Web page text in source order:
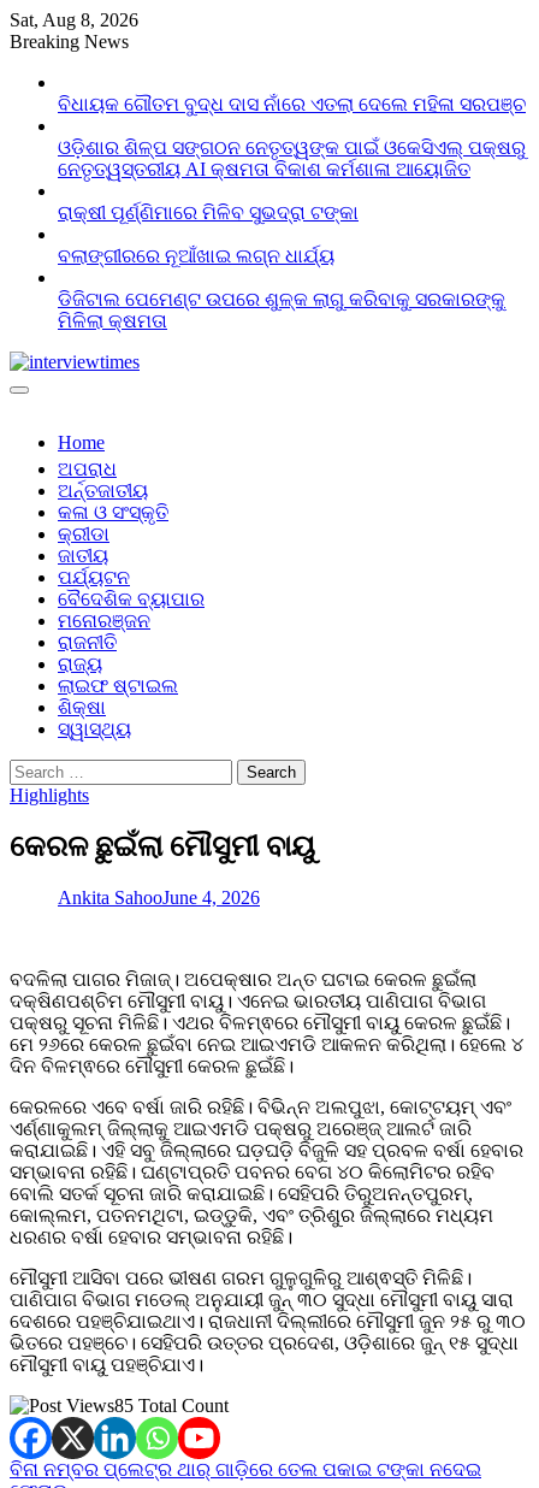
Skip
to
Sat, Aug 8, 2026
Breaking News
ବିଧାୟକ ଗୌତମ ବୁଦ୍ଧ ଦାସ ନାଁରେ ଏତଲା ଦେଲେ ମହିଳା ସରପଞ୍ଚ
ଓଡ଼ିଶାର ଶିଳ୍ପ ସଙ୍ଗଠନ ନେତୃତ୍ୱଙ୍କ ପାଇଁ ଓକେସିଏଲ୍ ପକ୍ଷରୁ
ନେତୃତ୍ୱସ୍ତରୀୟ AI କ୍ଷମତା ବିକାଶ କର୍ମଶାଳା ଆୟୋଜିତ
ରାକ୍ଷୀ ପୂର୍ଣ୍ଣିମାରେ ମିଳିବ ସୁଭଦ୍ରା ଟଙ୍କା
ବଲାଙ୍ଗୀରରେ ନୂଆଁଖାଇ ଲଗ୍ନ ଧାର୍ଯ୍ୟ
ଡିଜିଟାଲ ପେମେଣ୍ଟ ଉପରେ ଶୁଳ୍କ ଲାଗୁ କରିବାକୁ ସରକାରଙ୍କୁ
ମିଳିଲା କ୍ଷମତା
Home
ଅପରାଧ
ଅର୍ନ୍ତଜାତୀୟ
କଳା ଓ ସଂସ୍କୃତି
କ୍ରୀଡା
ଜାତୀୟ
ପର୍ଯ୍ୟଟନ
ବୈଦେଶିକ ବ୍ୟାପାର
ମନୋରଞ୍ଜନ
ରାଜନୀତି
ରାଜ୍ୟ
ଲାଇଫ ଷ୍ଟାଇଲ
ଶିକ୍ଷା
ସ୍ୱାସ୍ଥ୍ୟ
Search
for:
Highlights
କେରଳ ଛୁଇଁଲା ମୌସୁମୀ ବାୟୁ
Ankita SahooJune 4, 2026
ବଦଳିଲା ପାଗର ମିଜାଜ୍। ଅପେକ୍ଷାର ଅନ୍ତ ଘଟାଇ କେରଳ ଛୁଇଁଲା
ଦକ୍ଷିଣପଶ୍ଚିମ ମୌସୁମୀ ବାୟୁ। ଏନେଇ ଭାରତୀୟ ପାଣିପାଗ ବିଭାଗ
ପକ୍ଷରୁ ସୂଚନା ମିଳିଛି। ଏଥର ବିଳମ୍ଵରେ ମୌସୁମୀ ବାୟୁ କେରଳ ଛୁଇଁଛି।
ମେ ୨୬ରେ କେରଳ ଛୁଇଁବା ନେଇ ଆଇଏମଡି ଆକଳନ କରିଥିଲା। ହେଲେ ୪
ଦିନ ବିଳମ୍ଵରେ ମୌସୁମୀ କେରଳ ଛୁଇଁଛି।
କେରଳରେ ଏବେ ବର୍ଷା ଜାରି ରହିଛି। ବିଭିନ୍ନ ଅଲପୁଝା, କୋଟ୍ଟୟମ୍ ଏବଂ
ଏର୍ଣ୍ଣାକୁଲମ୍ ଜିଲ୍ଲାକୁ ଆଇଏମଡି ପକ୍ଷରୁ ଅରେଞ୍ଜ୍ ଆଲର୍ଟ ଜାରି
କରାଯାଇଛି। ଏହି ସବୁ ଜିଲ୍ଲାରେ ଘଡ଼ଘଡ଼ି ବିଜୁଳି ସହ ପ୍ରବଳ ବର୍ଷା ହେବାର
ସମ୍ଭାବନା ରହିଛି। ଘଣ୍ଟାପ୍ରତି ପବନର ବେଗ ୪୦ କିଲୋମିଟର ରହିବ
ବୋଲି ସତର୍କ ସୂଚନା ଜାରି କରାଯାଇଛି। ସେହିପରି ତିରୁଅନନ୍ତପୁରମ୍,
କୋଲ୍ଲମ, ପତନମଥିଟା, ଇଡ୍ଡୁକି, ଏବଂ ତ୍ରିଶୁର ଜିଲ୍ଲାରେ ମଧ୍ୟମ
ଧରଣର ବର୍ଷା ହେବାର ସମ୍ଭାବନା ରହିଛି।
ମୌସୁମୀ ଆସିବା ପରେ ଭୀଷଣ ଗରମ ଗୁଳୁଗୁଳିରୁ ଆଶ୍ଵସ୍ତି ମିଳିଛି।
ପାଣିପାଗ ବିଭାଗ ମଡେଲ୍ ଅନୁଯାୟୀ ଜୁନ୍ ୩୦ ସୁଦ୍ଧା ମୌସୁମୀ ବାୟୁ ସାରା
ଦେଶରେ ପହଞ୍ଚିଯାଇଥାଏ। ରାଜଧାନୀ ଦିଲ୍ଲୀରେ ମୌସୁମୀ ଜୁନ ୨୫ ରୁ ୩୦
ଭିତରେ ପହଞ୍ଚେ। ସେହିପରି ଉତ୍ତର ପ୍ରଦେଶ, ଓଡ଼ିଶାରେ ଜୁନ୍ ୧୫ ସୁଦ୍ଧା
ମୌସୁମୀ ବାୟୁ ପହଞ୍ଚିଯାଏ।
85 Total Count
Post
ବିନା ନମ୍ବର ପ୍ଲେଟ୍‌ର ଥାର୍ ଗାଡ଼ିରେ ତେଲ ପକାଇ ଟଙ୍କା ନଦେଇ